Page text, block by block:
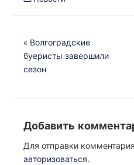
Навигация
по
« Волгоградские
буеристы завершили
сезон
Добавить
Для отправки
авторизоваться.